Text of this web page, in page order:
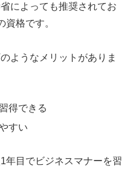
によっても推奨されてお
資格です。
ようなメリットがありま
得できる
すい
年目でビジネスマナーを習